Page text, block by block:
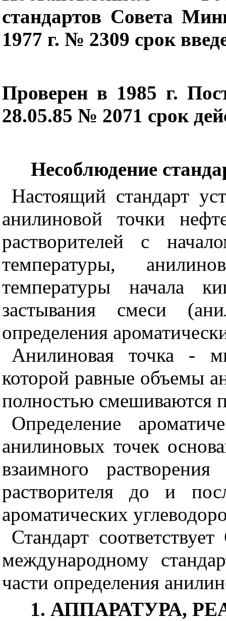
стандартов Совета
1977 г. № 2309 срок
Проверен в 1985 г.
28.05.85 № 2071 срок
Несоблюдение
Настоящий стандарт
анилиновой точки
растворителей с
температуры,
температуры начала
застывания смеси
определения
Анилиновая точка -
которой равные объемы
полностью смешиваются
Определение
анилиновых точек
взаимного
растворителя до и
ароматических
Стандарт
международному
части определения
1. АППАРАТУРА,